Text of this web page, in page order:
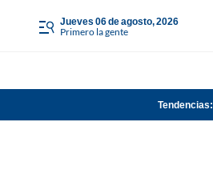
jueves 06 de agosto, 2026
Primero la gente
Tendencias: